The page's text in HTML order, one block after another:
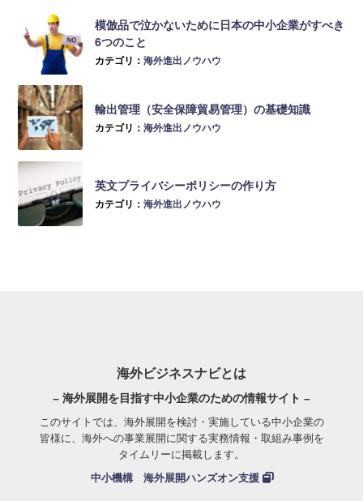
模倣品で泣かないために日本の中小企業がすべき
6つのこと
カテゴリ：海外進出ノウハウ
輸出管理（安全保障貿易管理）の基礎知識
カテゴリ：海外進出ノウハウ
英文プライバシーポリシーの作り方
カテゴリ：海外進出ノウハウ
海外ビジネスナビとは
– 海外展開を目指す中小企業のための情報サイト –
このサイトでは、海外展開を検討・実施している中小企業の
皆様に、海外への事業展開に関する実務情報・取組み事例を
タイムリーに掲載します。
中小機構 海外展開ハンズオン支援